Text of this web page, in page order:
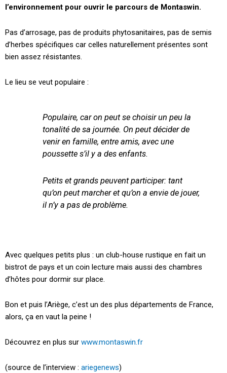
l’environnement pour ouvrir le parcours de Montaswin.
Pas d’arrosage, pas de produits phytosanitaires, pas de semis
d’herbes spécifiques car celles naturellement présentes sont
bien assez résistantes.
Le lieu se veut populaire :
Populaire, car on peut se choisir un peu la
tonalité de sa journée. On peut décider de
venir en famille, entre amis, avec une
poussette s’il y a des enfants.
Petits et grands peuvent participer: tant
qu’on peut marcher et qu’on a envie de jouer,
il n’y a pas de problème.
Avec quelques petits plus : un club-house rustique en fait un
bistrot de pays et un coin lecture mais aussi des chambres
d’hôtes pour dormir sur place.
Bon et puis l’Ariège, c’est un des plus départements de France,
alors, ça en vaut la peine !
Découvrez en plus sur www.montaswin.fr
(source de l’interview : ariegenews)